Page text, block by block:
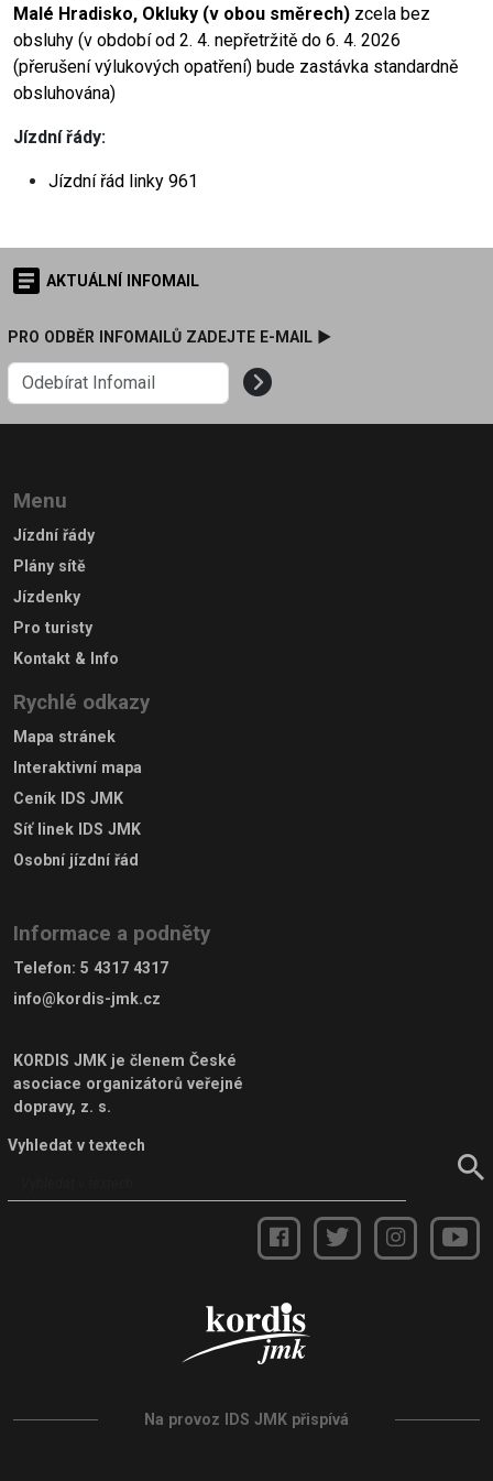
Malé Hradisko, Okluky (v obou směrech) zcela bez
obsluhy (v období od 2. 4. nepřetržitě do 6. 4. 2026
(přerušení výlukových opatření) bude zastávka standardně
obsluhována)
Jízdní řády:
Jízdní řád linky 961
AKTUÁLNÍ INFOMAIL
PRO ODBĚR INFOMAILŮ ZADEJTE E-MAIL ►
Menu
Jízdní řády
Plány sítě
Jízdenky
Pro turisty
Kontakt & Info
Rychlé odkazy
Mapa stránek
Interaktivní mapa
Ceník IDS JMK
Síť linek IDS JMK
Osobní jízdní řád
Informace a podněty
Telefon: 5 4317 4317
info@kordis-jmk.cz
KORDIS JMK je členem České
asociace organizátorů veřejné
dopravy, z. s.
Vyhledat v textech
Na provoz IDS JMK přispívá